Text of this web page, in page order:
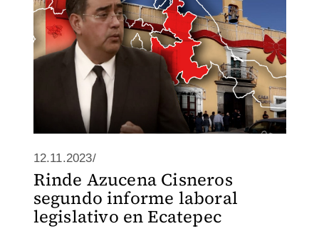
12.11.2023/
Rinde Azucena Cisneros
segundo informe laboral
legislativo en Ecatepec